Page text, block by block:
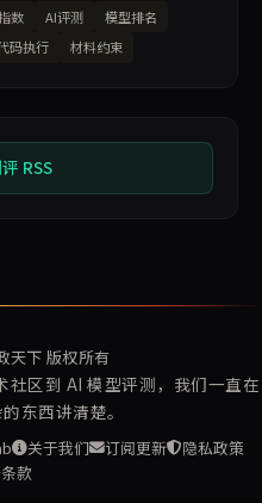
数 AI评测
模型排名
码执行 材料约束
RSS
天下 版权所有
区到 AI 模型评测，我们一直在
东西讲清楚。
关于我们 订阅更新
隐私政策
款